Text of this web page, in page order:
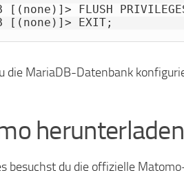
[(none)]> FLUSH
[(none)]> EXIT;
die MariaDB-Datenbank
herunterladen
besuchst du die offizielle